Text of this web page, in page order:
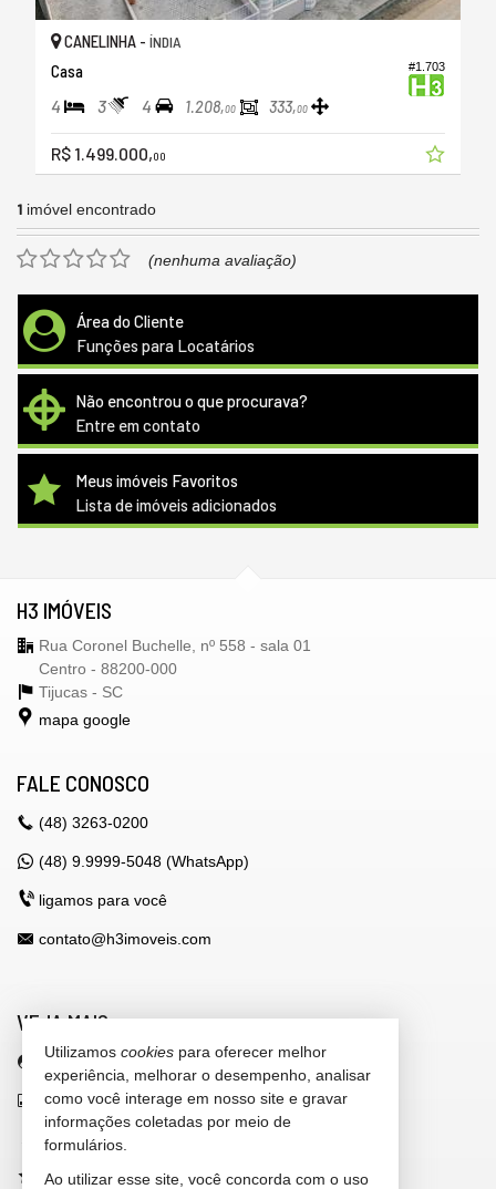
#1.703
CANELINHA - ÍNDIA
Casa
4 3 4 1.208,00 333,00
R$ 1.499.000,00
1 imóvel encontrado
(nenhuma avaliação)
Área do Cliente
Funções para Locatários
Não encontrou o que procurava?
Entre em contato
Meus imóveis Favoritos
Lista de imóveis adicionados
H3 IMÓVEIS
Rua Coronel Buchelle, nº 558 - sala 01
Centro - 88200-000
Tijucas - SC
mapa google
FALE CONOSCO
(48) 3263-0200
(48) 9.9999-5048 (WhatsApp)
ligamos para você
contato@h3imoveis.com
VEJA MAIS
área do cliente
indicadores financeiros
cadastre seu imóvel
imóveis favoritos
Utilizamos cookies para oferecer melhor
experiência, melhorar o desempenho, analisar
como você interage em nosso site e gravar
informações coletadas por meio de
formulários.
Ao utilizar esse site, você concorda com o uso